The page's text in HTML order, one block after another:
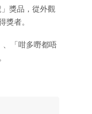
獎品，從外觀
獎者。
、「咁多嘢都唔